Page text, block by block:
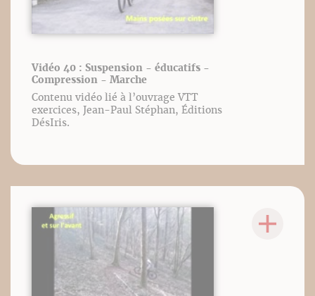
Vidéo 40 : Suspension - éducatifs -
Compression - Marche
Contenu vidéo lié à l’ouvrage VTT
exercices, Jean-Paul Stéphan, Éditions
DésIris.